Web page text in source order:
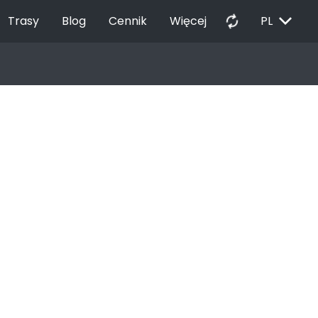
Trasy Blog Cennik Więcej autorenew PL EXPAND_MORE